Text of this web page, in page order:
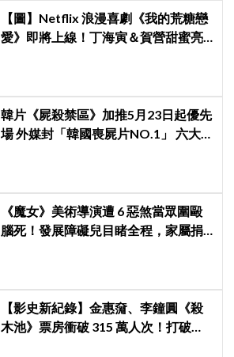
【圖】Netflix 浪漫喜劇《我的荒糖戀
愛》即將上線！丁海寅＆賀營甜蜜亮
韓片《屍殺禁區》加推5月23日起優先
場 外媒封「韓國喪屍片NO.1」 六大角
《魔女》美術導演遭 6 惡煞當眾圍毆
腦死！發展障礙兒目睹全程，家屬捐
【影史新紀錄】金惠奫、李鐘圓《殺
木池》票房衝破 315 萬人次！打破